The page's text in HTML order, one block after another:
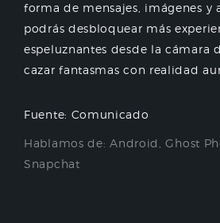
forma de mensajes, imágenes y
podrás desbloquear más
espeluznantes desde la cámara
cazar fantasmas con realidad
Fuente: Comunicado
Hablamos de:Android ,Ghost
Snapchat